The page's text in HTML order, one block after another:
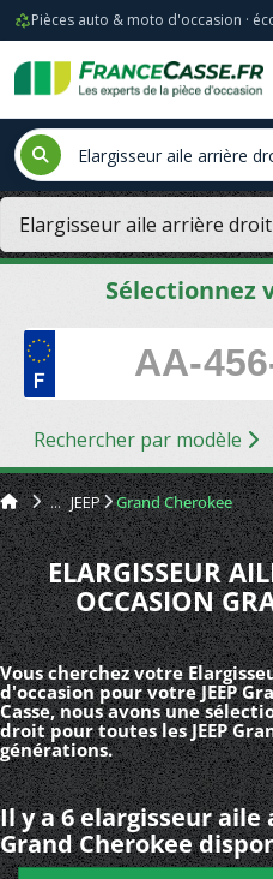
Pièces auto & moto d'occasion ·
Sélectionnez
Rechercher par modèle
JEEP Grand Cherokee
ELARGISSEUR
OCCASION
Vous cherchez votre
d'occasion pour votre JEEP
Casse, nous avons une
droit pour toutes les JEEP
générations.
Il y a 6 elargisseur aile
Grand Cherokee